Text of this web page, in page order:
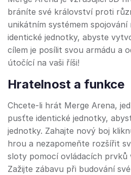
bráníte své království proti
unikátním systémem
identické jednotky, abyste
cílem je posílit svou armádu a
útočící na vaši říši!
Hratelnost a funkce
Chcete-li hrát Merge Arena,
pusťte identické jednotky,
jednotky. Zahajte nový boj
hrou a nezapomeňte rozšířit
sloty pomocí ovládacích prvků
Zažijte zábavu při budování